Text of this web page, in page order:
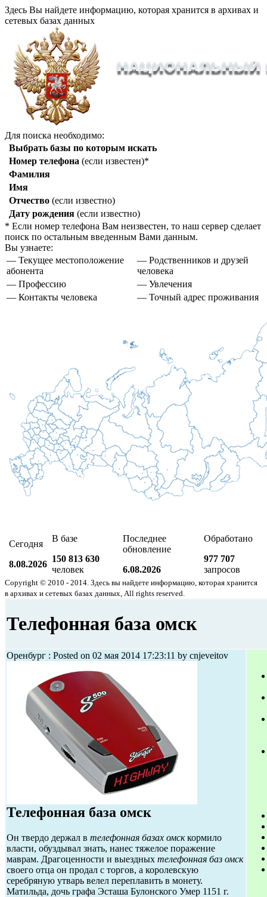
Здесь Вы найдете информацию, которая хранится в архивах и
сетевых базах данных
Для поиска необходимо:
Выбрать базы по которым искать
Номер телефона (если известен)*
Фамилия
Имя
Отчество (если известно)
Дату рождения (если известно)
* Если номер телефона Вам неизвестен, то наш сервер сделает
поиск по остальным введенным Вами данным.
Вы узнаете:
— Текущее местоположение
абонента
— Родственников и друзей
человека
— Профессию
— Увлечения
— Контакты человека
— Точный адрес проживания
Сегодня
8.08.2026
В базе
150 813 630
человек
Последнее
обновление
6.08.2026
Обработано
977 707
запросов
Copyright © 2010 - 2014. Здесь вы найдете информацию, которая хранится
в архивах и сетевых базах данных, All rights reserved.
Телефонная база омск
Оренбург : Posted on 02 мая 2014 17:23:11 by cnjeveitov
Телефонная база омск
Он твердо держал в телефонная базах омсккормило
власти, обуздывал знать, нанес тяжелое поражение
маврам. Драгоценности и выездных телефонная баз омск
своего отца он продал с торгов, а королевскую
серебряную утварь велел переплавить в монету.
Матильда, дочь графа Эсташа Булонского Умер 1151 г.